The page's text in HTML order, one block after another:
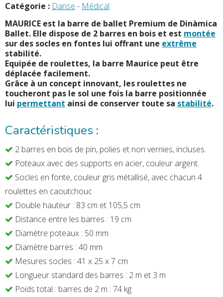
Catégorie : Danse - Médical
MAURICE est la barre de ballet Premium de Dinàmica
Ballet. Elle dispose de 2 barres en bois et est montée
sur des socles en fontes lui offrant une extrême
stabilité.
Equipée de roulettes, la barre Maurice peut être
déplacée facilement.
Grâce à un concept innovant, les roulettes ne
toucheront pas le sol une fois la barre positionnée
lui permettant ainsi de conserver toute sa stabilité.
Caractéristiques :
2 barres en bois de pin, polies et non vernies, incluses.
Poteaux avec des supports en acier, couleur argent.
Socles en fonte, couleur gris métallisé, avec chacun 4
roulettes en caoutchouc
Double hauteur : 83 cm et 105,5 cm
Distance entre les barres : 19 cm
Diamètre poteaux : 50 mm
Diamètre barres : 40 mm
Mesures socles : 41 x 25 x 7 cm
Longueur standard des barres : 2 m et 3 m
Poids total : barres de 2 m : 74 kg